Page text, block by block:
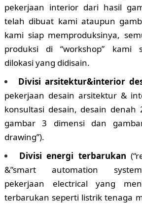
pekerjaan interior dari hasil
telah dibuat kami ataupun
kami siap memproduksinya,
produksi di “workshop” kami
dilokasi yang didisain.
Divisi arsitektur&interior
pekerjaan desain arsitektur &
konsultasi desain, desain denah
gambar 3 dimensi dan
drawing”).
Divisi energi terbarukan
&”smart automation
pekerjaan electrical yang
terbarukan seperti listrik tenaga